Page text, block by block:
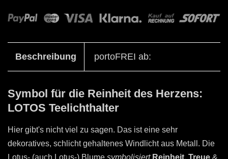
Beschreibung portoFREI ab:
Symbol für die Reinheit des Herzens:
LOTOS Teelichthalter
Hier gibt's nicht viel zu sagen. Das ist eine sehr
dekoratives, schlicht gehaltenes Windlicht aus Metall. Die